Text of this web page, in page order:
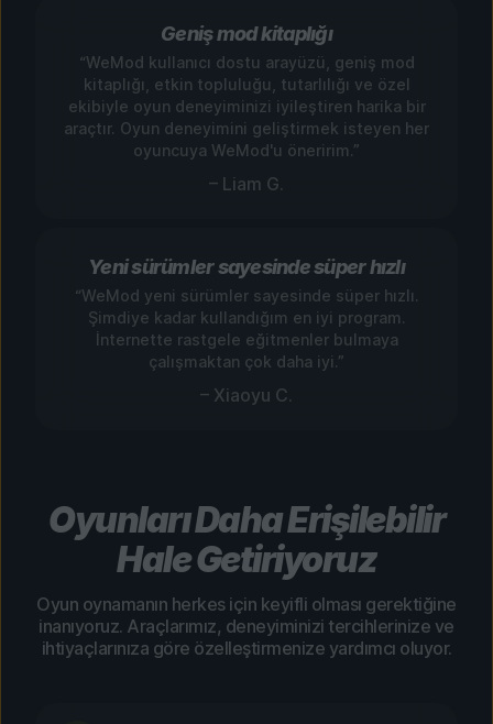
Geniş mod kitaplığı
“WeMod kullanıcı dostu arayüzü, geniş mod
kitaplığı, etkin topluluğu, tutarlılığı ve özel
ekibiyle oyun deneyiminizi iyileştiren harika bir
araçtır. Oyun deneyimini geliştirmek isteyen her
oyuncuya WeMod'u öneririm.”
– Liam G.
Yeni sürümler sayesinde süper hızlı
“WeMod yeni sürümler sayesinde süper hızlı.
Şimdiye kadar kullandığım en iyi program.
İnternette rastgele eğitmenler bulmaya
çalışmaktan çok daha iyi.”
– Xiaoyu C.
Oyunları Daha Erişilebilir
Hale Getiriyoruz
Oyun oynamanın herkes için keyifli olması gerektiğine
inanıyoruz. Araçlarımız, deneyiminizi tercihlerinize ve
ihtiyaçlarınıza göre özelleştirmenize yardımcı oluyor.